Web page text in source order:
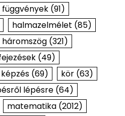
függvények(91)
halmazelmélet (85)
háromszög(321)
(49)
képzés(69) kör(63)
lépésre(64)
matematika(2012)